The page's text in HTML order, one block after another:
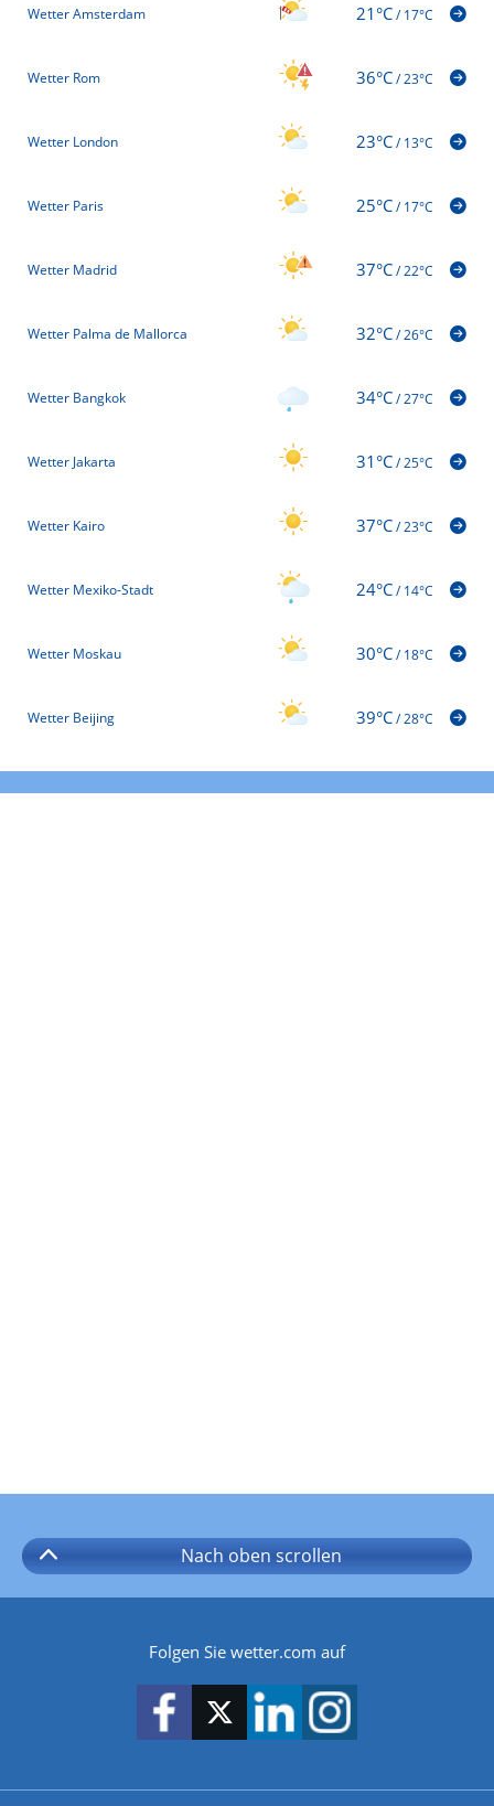
Wetter Amsterdam 21°C/17°C
Wetter Rom 36°C/23°C
Wetter London 23°C/13°C
Wetter Paris 25°C/17°C
Wetter Madrid 37°C/22°C
Wetter Palma de Mallorca 32°C/26°C
Wetter Bangkok 34°C/27°C
Wetter Jakarta 31°C/25°C
Wetter Kairo 37°C/23°C
Wetter Mexiko-Stadt 24°C/14°C
Wetter Moskau 30°C/18°C
Wetter Beijing 39°C/28°C
Nach oben scrollen
Folgen Sie wetter.com auf